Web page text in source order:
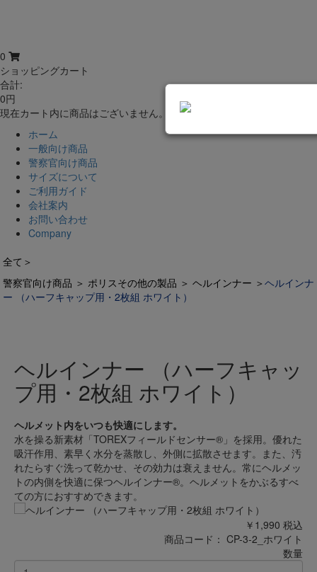
0
ショッピングカート
合計:
0円
現在カート内に商品はございません。
ホーム
一般向け商品
警察官向け商品
サイズについて
ご利用ガイド
会社案内
お問い合わせ
Company
全て ＞
警察官向け商品 ＞ ポリスその他の製品 ＞ ヘルインナー ＞ ヘルインナ
ー （ハーフキャップ用・2枚組 ホワイト）
ヘルインナー （ハーフキャッ
プ用・2枚組 ホワイト）
ヘルメット内をいつも快適にします。
水を操る新素材「TOREXフィールドセンサー®」を採用。優れた
吸汗作用、素早く水分を蒸散し、外側に拡散させます。また、汚
れたらすぐ洗って乾かせ、その効力は衰えません。常にヘルメッ
トの内側を快適に保つヘルインナー®。ヘルメットをかぶるすべ
ての方におすすめできます。
￥1,990 税込
商品コード： CP-3-2_ホワイト
数量